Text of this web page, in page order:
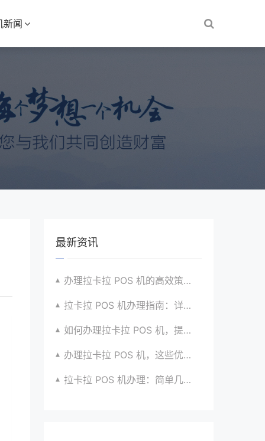
新闻
最新资讯
办理拉卡拉 POS 机的高效策略与方法全分享
拉卡拉 POS 机办理指南：详细流程与注意事项汇总
如何办理拉卡拉 POS 机，提升收款效率？有方法
办理拉卡拉 POS 机，这些优势让你无法拒绝
拉卡拉 POS 机办理：简单几步，拥有便捷支付神器